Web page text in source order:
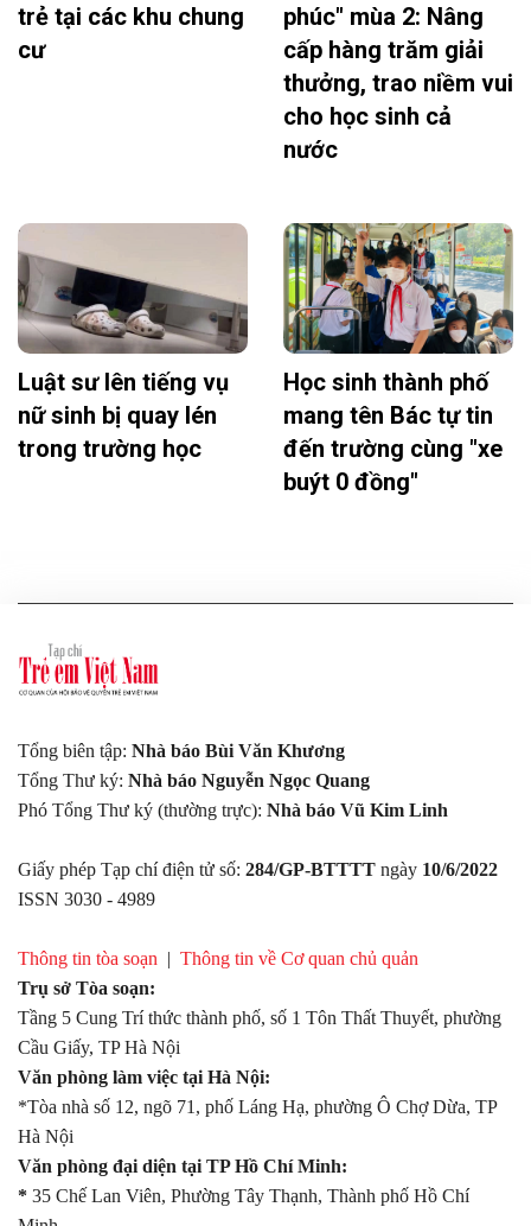
trẻ tại các khu chung
cư
phúc" mùa 2: Nâng
cấp hàng trăm giải
thưởng, trao niềm vui
cho học sinh cả
nước
Luật sư lên tiếng vụ
nữ sinh bị quay lén
trong trường học
Học sinh thành phố
mang tên Bác tự tin
đến trường cùng "xe
buýt 0 đồng"
Tổng biên tập: Nhà báo Bùi Văn Khương
Tổng Thư ký: Nhà báo Nguyễn Ngọc Quang
Phó Tổng Thư ký (thường trực): Nhà báo Vũ Kim Linh
Giấy phép Tạp chí điện tử số: 284/GP-BTTTT ngày 10/6/2022
ISSN 3030 - 4989
Thông tin tòa soạn | Thông tin về Cơ quan chủ quản
Trụ sở Tòa soạn:
Tầng 5 Cung Trí thức thành phố, số 1 Tôn Thất Thuyết, phường
Cầu Giấy, TP Hà Nội
Văn phòng làm việc tại Hà Nội:
*Tòa nhà số 12, ngõ 71, phố Láng Hạ, phường Ô Chợ Dừa, TP
Hà Nội
Văn phòng đại diện tại TP Hồ Chí Minh:
* 35 Chế Lan Viên, Phường Tây Thạnh, Thành phố Hồ Chí